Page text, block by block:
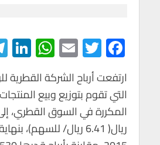
F
ac
e
b
o
T
wi
tt
er
E
m
ail
W
h
at
s
A
n
dI
n
ارتفعت أرباح الشركة
التي تقوم بتوزيع وبيع المنتجات
ريال( 6.41 ريال/ للسهم)،